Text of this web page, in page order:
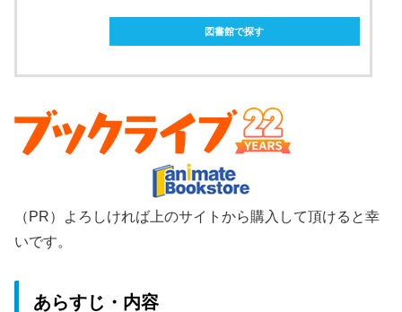
図書館で探す
（PR）よろしければ上のサイトから購入して頂けると幸
いです。
あらすじ・内容